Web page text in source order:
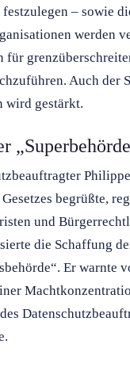
– sowie
werden
für
Auch der
wird gestärkt.
begrüßte,
und
die Schaffung
Er warnte